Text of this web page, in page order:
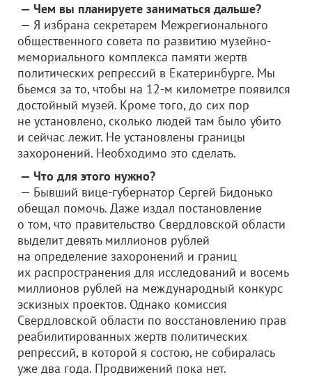
— Чем вы планируете заниматься дальше?
— Я избрана секретарем Межрегионального
общественного совета по развитию музейно-
мемориального комплекса памяти жертв
политических репрессий в Екатеринбурге. Мы
бьемся за то, чтобы на 12-м километре появился
достойный музей. Кроме того, до сих пор
не установлено, сколько людей там было убито
и сейчас лежит. Не установлены границы
захоронений. Необходимо это сделать.
— Что для этого нужно?
— Бывший вице-губернатор Сергей Бидонько
обещал помочь. Даже издал постановление
о том, что правительство Свердловской области
выделит девять миллионов рублей
на определение захоронений и границ
их распространения для исследований и восемь
миллионов рублей на международный конкурс
эскизных проектов. Однако комиссия
Свердловской области по восстановлению прав
реабилитированных жертв политических
репрессий, в которой я состою, не собиралась
уже два года. Продвижений пока нет.